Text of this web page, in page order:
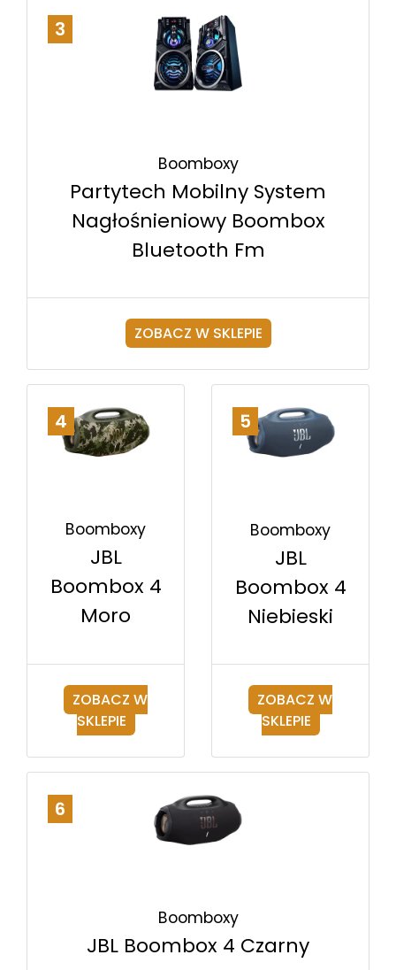
3
Boomboxy
Partytech Mobilny System
Nagłośnieniowy Boombox
Bluetooth Fm
ZOBACZ W SKLEPIE
4
Boomboxy
JBL
Boombox 4
Moro
ZOBACZ W
SKLEPIE
5
Boomboxy
JBL
Boombox 4
Niebieski
ZOBACZ W
SKLEPIE
6
Boomboxy
JBL Boombox 4 Czarny